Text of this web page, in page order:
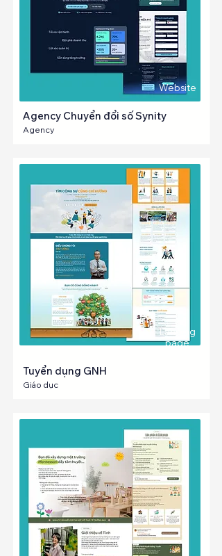
Website
Agency Chuyển đổi số Synity
Agency
Landing
page
Tuyển dụng GNH
Giáo dục